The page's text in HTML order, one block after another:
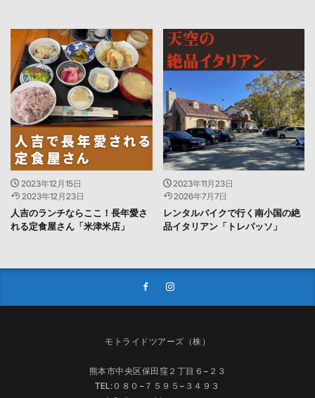
2023年12月15日
2023年12月23日
人吉のランチならここ！長年愛さ
れる定食屋さん「米津米店」
2023年11月23日
2026年7月7日
レンタルバイクで行く南小国の絶
品イタリアン「トレパッソ」
モトライドツアーズ（株）
熊本市中央区保田窪２丁目６−２３
TEL:０８０−７５９５−３４９３